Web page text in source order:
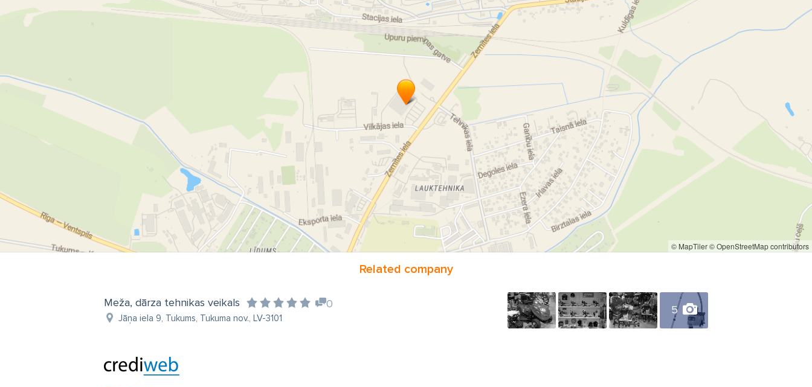
​Sūkšanas iekārta
Tukums Talsu novads Jūrmala
© MapTiler© OpenStreetMap contributors
Related company
Meža, dārza tehnikas veikals 0
Jāņa iela 9, Tukums, Tukuma nov., LV-3101
5